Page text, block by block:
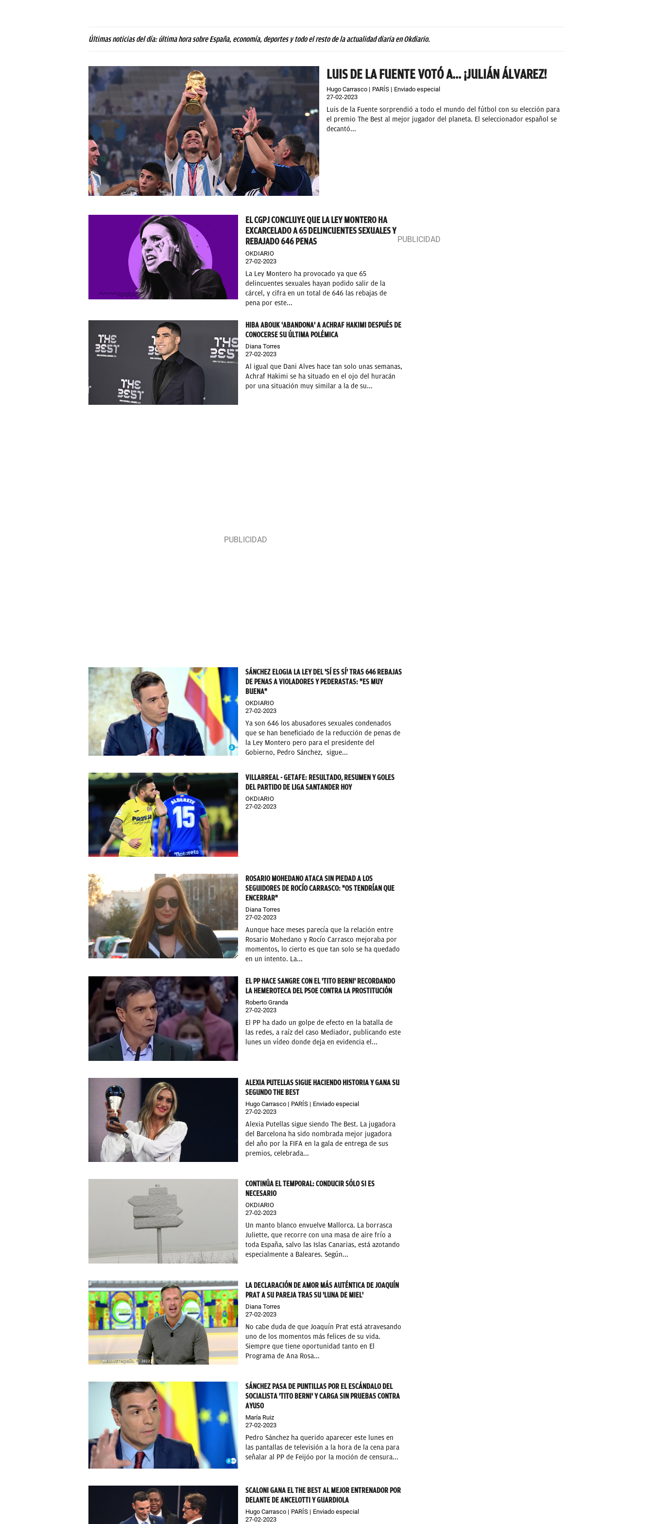
Últimas noticias del día: última hora sobre España, economía, deportes y todo el resto de la actualidad diaria en Okdiario.
LUIS DE LA FUENTE VOTÓ A... ¡JULIÁN ÁLVAREZ!
Hugo Carrasco PARÍS
Enviado especial
27-02-2023
Luis de la Fuente sorprendió a todo el mundo del fútbol con su elección para
el premio The Best al mejor jugador del planeta. El seleccionador español se
decantó...
EL CGPJ CONCLUYE QUE LA LEY MONTERO HA
EXCARCELADO A 65 DELINCUENTES SEXUALES Y
REBAJADO 646 PENAS
OKDIARIO
27-02-2023
La Ley Montero ha provocado ya que 65
delincuentes sexuales hayan podido salir de la
cárcel, y cifra en un total de 646 las rebajas de
pena por este...
HIBA ABOUK 'ABANDONA' A ACHRAF HAKIMI DESPUÉS DE
CONOCERSE SU ÚLTIMA POLÉMICA
Diana Torres
27-02-2023
Al igual que Dani Alves hace tan solo unas semanas,
Achraf Hakimi se ha situado en el ojo del huracán
por una situación muy similar a la de su...
SÁNCHEZ ELOGIA LA LEY DEL 'SÍ ES SÍ' TRAS 646 REBAJAS
DE PENAS A VIOLADORES Y PEDERASTAS: "ES MUY
BUENA"
OKDIARIO
27-02-2023
Ya son 646 los abusadores sexuales condenados
que se han beneficiado de la reducción de penas de
la Ley Montero pero para el presidente del
Gobierno, Pedro Sánchez, sigue...
VILLARREAL - GETAFE: RESULTADO, RESUMEN Y GOLES
DEL PARTIDO DE LIGA SANTANDER HOY
OKDIARIO
27-02-2023
ROSARIO MOHEDANO ATACA SIN PIEDAD A LOS
SEGUIDORES DE ROCÍO CARRASCO: "OS TENDRÍAN QUE
ENCERRAR"
Diana Torres
27-02-2023
Aunque hace meses parecía que la relación entre
Rosario Mohedano y Rocío Carrasco mejoraba por
momentos, lo cierto es que tan solo se ha quedado
en un intento. La...
EL PP HACE SANGRE CON EL 'TITO BERNI' RECORDANDO
LA HEMEROTECA DEL PSOE CONTRA LA PROSTITUCIÓN
Roberto Granda
27-02-2023
El PP ha dado un golpe de efecto en la batalla de
las redes, a raíz del caso Mediador, publicando este
lunes un vídeo donde deja en evidencia el...
ALEXIA PUTELLAS SIGUE HACIENDO HISTORIA Y GANA SU
SEGUNDO THE BEST
Hugo Carrasco PARÍS
Enviado especial
27-02-2023
Alexia Putellas sigue siendo The Best. La jugadora
del Barcelona ha sido nombrada mejor jugadora
del año por la FIFA en la gala de entrega de sus
premios, celebrada...
CONTINÚA EL TEMPORAL: CONDUCIR SÓLO SI ES
NECESARIO
OKDIARIO
27-02-2023
Un manto blanco envuelve Mallorca. La borrasca
Juliette, que recorre con una masa de aire frío a
toda España, salvo las Islas Canarias, está azotando
especialmente a Baleares. Según...
LA DECLARACIÓN DE AMOR MÁS AUTÉNTICA DE JOAQUÍN
PRAT A SU PAREJA TRAS SU 'LUNA DE MIEL'
Diana Torres
27-02-2023
No cabe duda de que Joaquín Prat está atravesando
uno de los momentos más felices de su vida.
Siempre que tiene oportunidad tanto en El
Programa de Ana Rosa...
SÁNCHEZ PASA DE PUNTILLAS POR EL ESCÁNDALO DEL
SOCIALISTA 'TITO BERNI' Y CARGA SIN PRUEBAS CONTRA
AYUSO
María Ruiz
27-02-2023
Pedro Sánchez ha querido aparecer este lunes en
las pantallas de televisión a la hora de la cena para
señalar al PP de Feijóo por la moción de censura...
SCALONI GANA EL THE BEST AL MEJOR ENTRENADOR POR
DELANTE DE ANCELOTTI Y GUARDIOLA
Hugo Carrasco PARÍS
Enviado especial
27-02-2023